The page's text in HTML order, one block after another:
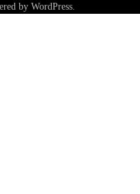
by WordPress.